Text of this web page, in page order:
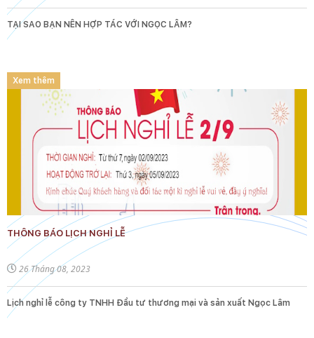
TẠI SAO BẠN NÊN HỢP TÁC VỚI NGỌC LÂM?
Xem thêm
THÔNG BÁO LỊCH NGHỈ LỄ
26 Tháng 08, 2023
Lịch nghỉ lễ công ty TNHH Đầu tư thương mại và sản xuất Ngọc Lâm